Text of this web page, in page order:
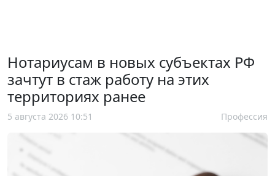
Нотариусам в новых субъектах РФ
зачтут в стаж работу на этих
территориях ранее
5 августа 2026 10:51 Профессия